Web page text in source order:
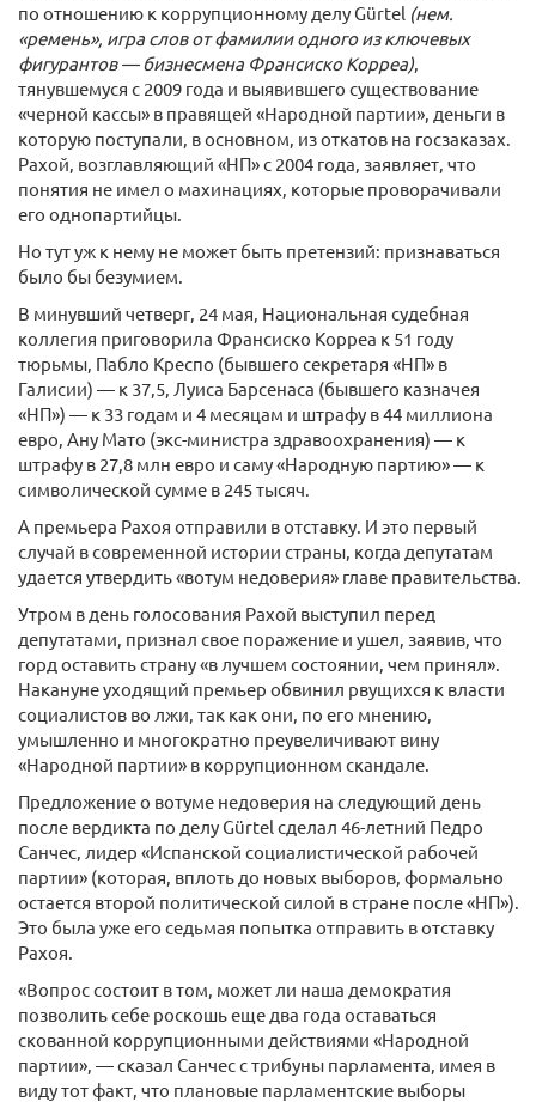
по отношению к коррупционному делу Gürtel (нем.
«ремень», игра слов от фамилии одного из ключевых
фигурантов — бизнесмена Франсиско Корреа),
тянувшемуся с 2009 года и выявившего существование
«черной кассы» в правящей «Народной партии», деньги в
которую поступали, в основном, из откатов на госзаказах.
Рахой, возглавляющий «НП» с 2004 года, заявляет, что
понятия не имел о махинациях, которые проворачивали
его однопартийцы.
Но тут уж к нему не может быть претензий: признаваться
было бы безумием.
В минувший четверг, 24 мая, Национальная судебная
коллегия приговорила Франсиско Корреа к 51 году
тюрьмы, Пабло Креспо (бывшего секретаря «НП» в
Галисии) — к 37,5, Луиса Барсенаса (бывшего казначея
«НП») — к 33 годам и 4 месяцам и штрафу в 44 миллиона
евро, Ану Мато (экс-министра здравоохранения) — к
штрафу в 27,8 млн евро и саму «Народную партию» — к
символической сумме в 245 тысяч.
А премьера Рахоя отправили в отставку. И это первый
случай в современной истории страны, когда депутатам
удается утвердить «вотум недоверия» главе правительства.
Утром в день голосования Рахой выступил перед
депутатами, признал свое поражение и ушел, заявив, что
горд оставить страну «в лучшем состоянии, чем принял».
Накануне уходящий премьер обвинил рвущихся к власти
социалистов во лжи, так как они, по его мнению,
умышленно и многократно преувеличивают вину
«Народной партии» в коррупционном скандале.
Предложение о вотуме недоверия на следующий день
после вердикта по делу Gürtel сделал 46-летний Педро
Санчес, лидер «Испанской социалистической рабочей
партии» (которая, вплоть до новых выборов, формально
остается второй политической силой в стране после «НП»).
Это была уже его седьмая попытка отправить в отставку
Рахоя.
«Вопрос состоит в том, может ли наша демократия
позволить себе роскошь еще два года оставаться
скованной коррупционными действиями «Народной
партии», — сказал Санчес с трибуны парламента, имея в
виду тот факт, что плановые парламентские выборы